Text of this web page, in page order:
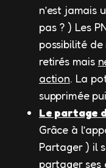
n’est jamais
pas ? ) Les
possibilité
retirés mais
action. La
supprimée
Le partage
Grâce à
Partager ) il
partager ses